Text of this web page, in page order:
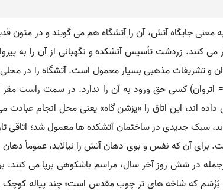
معنی جایگاه آتش، آن را آتشگاه هم می گویند و در
می کنند. زردشت تأسیس آتشکده و نگهبانی از آن را به
و تشریفات مذهبی بسیار معمول است. آتشگاه را در
= اتروان) کسی حق ورود به آن را ندارد. در سمت
اند، این اتاق را «یزشن گاه» یعنی محل انجام عبادت
سبک جدیدی در ساختمان آتشکده ها معمول شد؛ اتاقی
آن که نفس و بوی دهان آتش را نیالاید، عموماً دهان
در شش روز آخر سال، مراسم باشکوهی برپا می کنند.
که شاخه های تر چوب مقدس است؛ چند پیاله کوچک